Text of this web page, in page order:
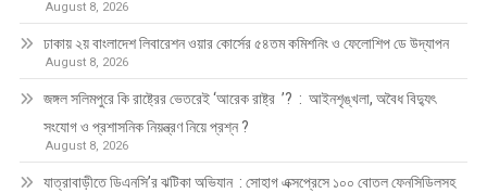
August 8, 2026
ঢাকায় ২য় বাংলাদেশ লিবারেশন ওয়ার কোর্সের ৫৪তম কমিশনিং ও ফেলোশিপ ডে উদ্‌যাপন
August 8, 2026
জঙ্গল সলিমপুরে কি রাষ্ট্রের ভেতরেই ‘আরেক রাষ্ট্র ’? : আইনশৃঙ্খলা, অবৈধ বিদ্যুৎ
সংযোগ ও প্রশাসনিক নিয়ন্ত্রণ নিয়ে প্রশ্ন ?
August 8, 2026
যাত্রাবাড়ীতে ডিএনসি’র ঝটিকা অভিযান : সোহাগ এক্সপ্রেসে ১০০ বোতল ফেনসিডিলসহ